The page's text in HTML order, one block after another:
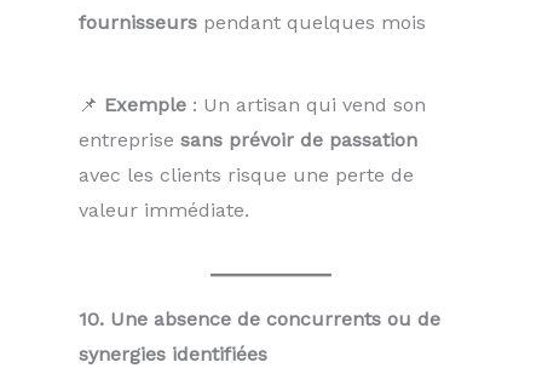
fournisseurs pendant quelques mois
📌 Exemple : Un artisan qui vend son
entreprise sans prévoir de passation
avec les clients risque une perte de
valeur immédiate.
10. Une absence de concurrents ou de
synergies identifiées